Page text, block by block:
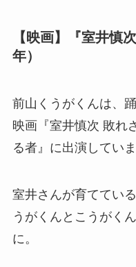
【映画】『室井
年）
前山くうがくんは、
映画『室井慎次 敗れ
る者』に出演していま
室井さんが育ててい
うがくんとこうがく
に。